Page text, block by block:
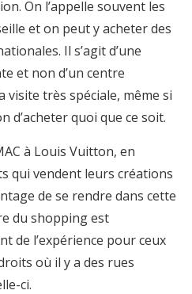
On l’appelle souvent les
et on peut y acheter des
Il s’agit d’une
et non d’un centre
visite très spéciale, même si
d’acheter quoi que ce soit.
à Louis Vuitton, en
qui vendent leurs créations
de se rendre dans cette
du shopping est
de l’expérience pour ceux
où il y a des rues
ci.